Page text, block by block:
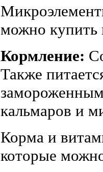
можно купить
Кормление:
Также
кальмаров и
Корма и
которые